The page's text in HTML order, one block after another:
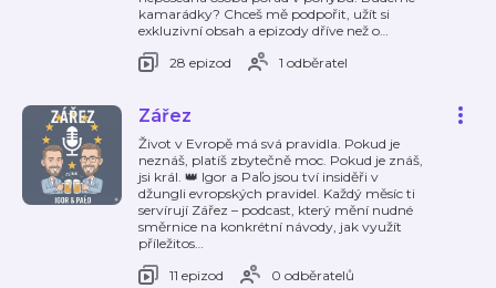
kamarádky? Chceš mě podpořit, užít si
exkluzivní obsah a epizody dříve než o…
28 epizod
1 odběratel
Zářez
Život v Evropě má svá pravidla. Pokud je
neznáš, platíš zbytečně moc. Pokud je znáš,
jsi král. 👑 Igor a Paľo jsou tví insiděři v
džungli evropských pravidel. Každý měsíc ti
servírují Zářez – podcast, který mění nudné
směrnice na konkrétní návody, jak využít
příležitos…
11 epizod
0 odběratelů